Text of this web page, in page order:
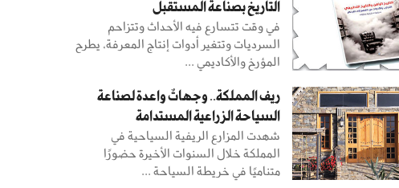
التاريخ بصناعة المستقبل
في وقت تتسارع فيه الأحداث وتتزاحم
السرديات وتتغير أدوات إنتاج المعرفة، يطرح
المؤرخ والأكاديمي ...
ريف المملكة.. وجهاتٌ واعدة لصناعة
السياحة الزراعية المستدامة
شهدت المزارع الريفية السياحية في
المملكة خلال السنوات الأخيرة حضورًا
متناميًا في خريطة السياحة ...